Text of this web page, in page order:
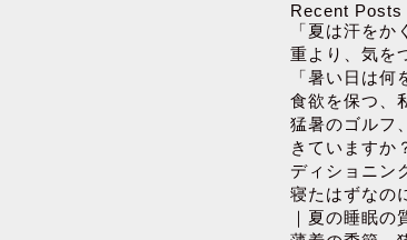
Recent Posts
「夏は汗を
重より、気を
「暑い日は
食欲を保つ、
猛暑のゴルフ
きていますか
ディショニン
寝たはずなの
｜夏の睡眠の